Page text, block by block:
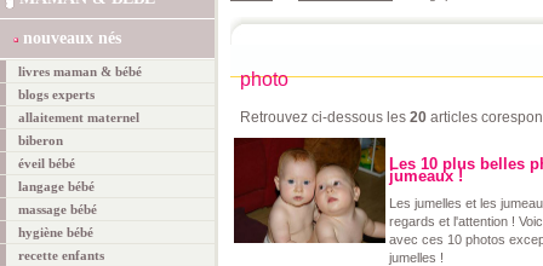
nouveaux nés
livres maman & bébé
blogs experts
allaitement maternel
biberon
éveil bébé
langage bébé
massage bébé
hygiène bébé
recette enfants
photo
Retrouvez ci-dessous les 20 articles
Les 10 plus belles
jumeaux !
Les jumelles et les
regards et l'attention !
avec ces 10 photos
jumelles !